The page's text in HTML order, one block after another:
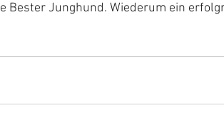
Bester Junghund. Wiederum ein